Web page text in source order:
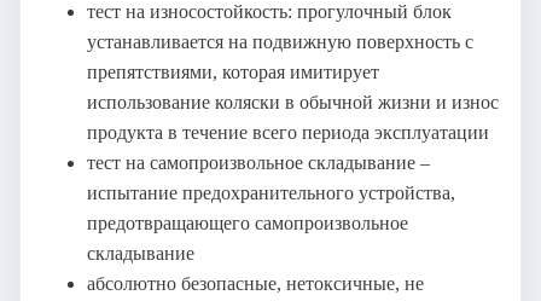
тест на износостойкость: прогулочный блок
устанавливается на подвижную поверхность с
препятствиями, которая имитирует
использование коляски в обычной жизни и износ
продукта в течение всего периода эксплуатации
тест на самопроизвольное складывание –
испытание предохранительного устройства,
предотвращающего самопроизвольное
складывание
абсолютно безопасные, нетоксичные, не